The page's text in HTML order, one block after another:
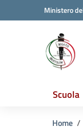
Vai ai contenuti
Vai al menu diMinistero
scuola
Scuola
Home